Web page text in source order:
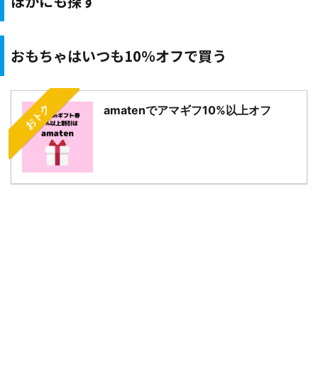
おもちゃはいつも10％オフで買う
おトク amatenでアマギフ10%以上オフ